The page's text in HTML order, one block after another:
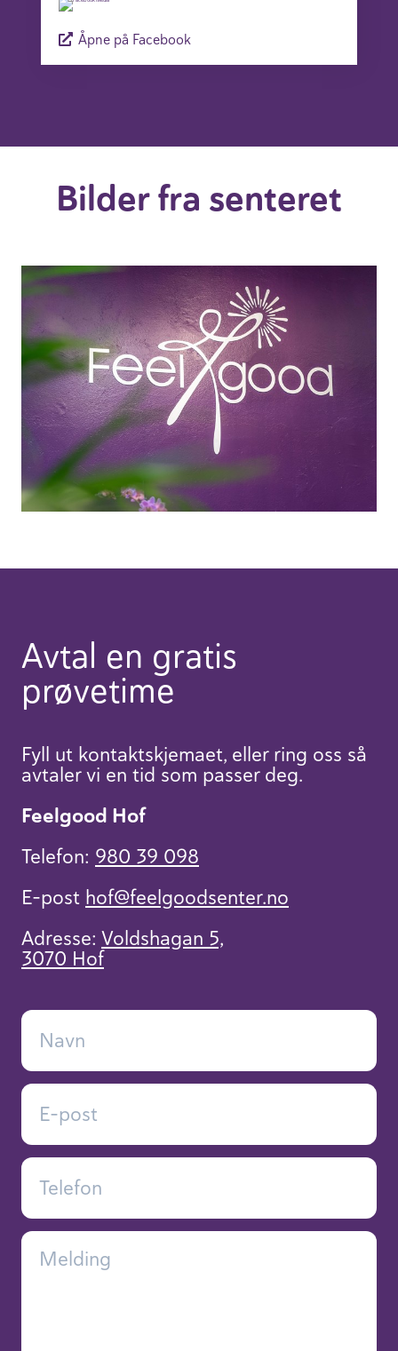
Åpne på Facebook
Bilder fra senteret
Avtal en gratis
prøvetime
Fyll ut kontaktskjemaet, eller ring oss så
avtaler vi en tid som passer deg.
Feelgood Hof
Telefon: 980 39 098
E-post hof​@feelgoodsenter.no
Adresse: Voldshagan 5,
3070 Hof